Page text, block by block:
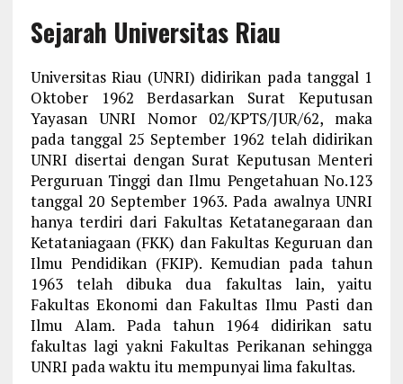
Sejarah Universitas Riau
Universitas Riau (UNRI) didirikan pada tanggal 1
Oktober 1962 Berdasarkan Surat Keputusan
Yayasan UNRI Nomor 02/KPTS/JUR/62, maka
pada tanggal 25 September 1962 telah didirikan
UNRI disertai dengan Surat Keputusan Menteri
Perguruan Tinggi dan Ilmu Pengetahuan No.123
tanggal 20 September 1963. Pada awalnya UNRI
hanya terdiri dari Fakultas Ketatanegaraan dan
Ketataniagaan (FKK) dan Fakultas Keguruan dan
Ilmu Pendidikan (FKIP). Kemudian pada tahun
1963 telah dibuka dua fakultas lain, yaitu
Fakultas Ekonomi dan Fakultas Ilmu Pasti dan
Ilmu Alam. Pada tahun 1964 didirikan satu
fakultas lagi yakni Fakultas Perikanan sehingga
UNRI pada waktu itu mempunyai lima fakultas.